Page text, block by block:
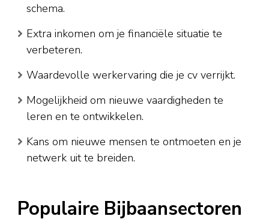
schema.
Extra inkomen om je financiële situatie te
verbeteren.
Waardevolle werkervaring die je cv verrijkt.
Mogelijkheid om nieuwe vaardigheden te
leren en te ontwikkelen.
Kans om nieuwe mensen te ontmoeten en je
netwerk uit te breiden.
Populaire Bijbaansectoren